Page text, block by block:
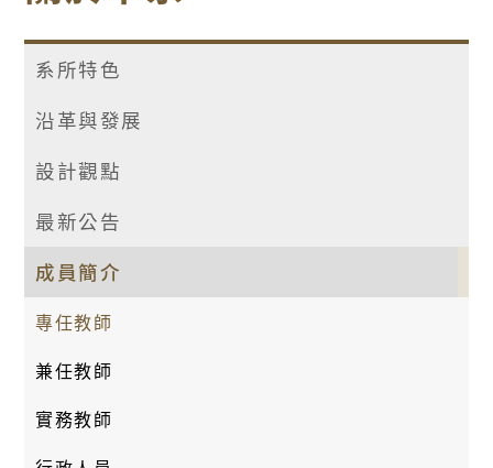
系所特色
沿革與發展
設計觀點
最新公告
成員簡介
專任教師
兼任教師
實務教師